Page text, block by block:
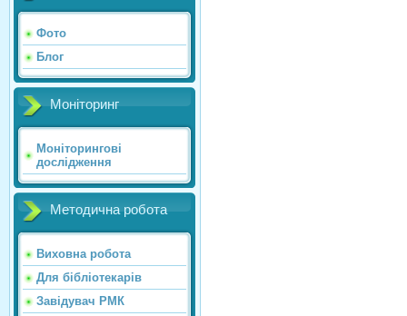
Фото
Блог
Моніторинг
Моніторингові
дослідження
Методична робота
Виховна робота
Для бібліотекарів
Завідувач РМК